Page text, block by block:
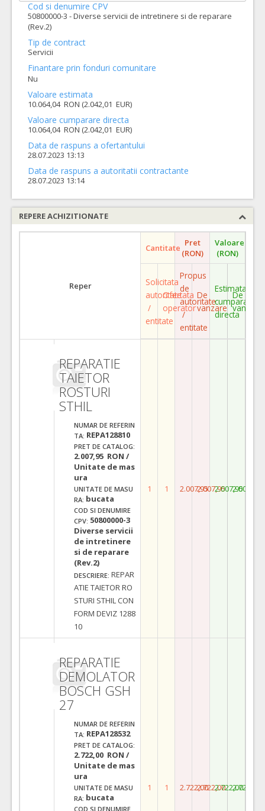
Cod si denumire CPV
50800000-3 - Diverse servicii de intretinere si de reparare
(Rev.2)
Tip de contract
Servicii
Finantare prin fonduri comunitare
Nu
Valoare estimata
10.064,04 RON (2.042,01 EUR)
Valoare cumparare directa
10.064,04 RON (2.042,01 EUR)
Data de raspuns a ofertantului
28.07.2023 13:13
Data de raspuns a autoritatii contractante
28.07.2023 13:14
REPERE ACHIZITIONATE
Reper
Cantitate Pret
(RON)
Valoare
(RON)
Solicitata
autoritate
/
entitate
Ofertata
operator
Propus
de
autoritate
/
entitate
De
vanzare
Estimata
cumparare
directa
De
vanzare
REPARATIE
TAIETOR
ROSTURI
STHIL
NUMAR DE REFERIN
TA: REPA128810
PRET DE CATALOG:
2.007,95 RON /
Unitate de mas
ura
UNITATE DE MASU
RA: bucata
COD SI DENUMIRE
CPV: 50800000-3
Diverse servicii
de intretinere
si de reparare
(Rev.2)
DESCRIERE: REPAR
ATIE TAIETOR RO
STURI STHIL CON
FORM DEVIZ 1288
10
1 1 2.007,952.007,952.007,952.007,95
REPARATIE
DEMOLATOR
BOSCH GSH
27
NUMAR DE REFERIN
TA: REPA128532
PRET DE CATALOG:
2.722,00 RON /
Unitate de mas
ura
UNITATE DE MASU
RA: bucata
COD SI DENUMIRE
1 1 2.722,002.722,002.722,002.722,00